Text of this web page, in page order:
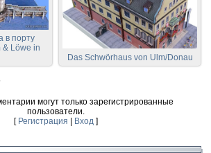
в порту
& Löwe in
Das Schwörhaus von Ulm/Donau
могут только зарегистрированные
пользователи.
[ Регистрация | Вход ]